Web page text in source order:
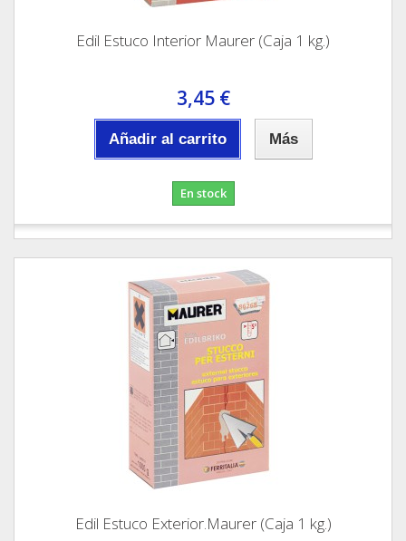
Edil Estuco Interior Maurer (Caja 1 kg.)
3,45 €
Añadir al carrito Más
En stock
Edil Estuco Exterior.Maurer (Caja 1 kg.)